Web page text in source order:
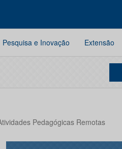
Pesquisa e Inovação Extensão
Pedagógicas Remotas